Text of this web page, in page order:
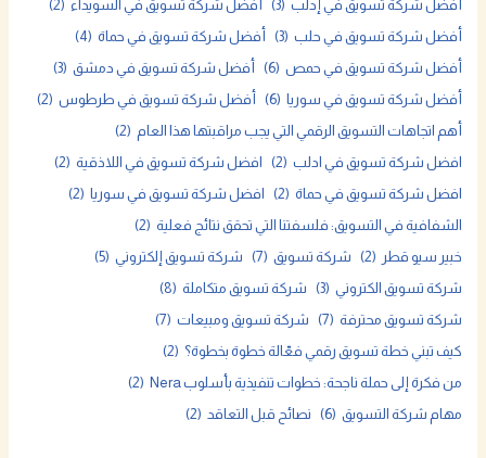
أفضل شركة تسويق في إدلب (3) أفضل شركة تسويق في السويداء (2)
أفضل شركة تسويق في حلب (3) أفضل شركة تسويق في حماة (4)
أفضل شركة تسويق في حمص (6) أفضل شركة تسويق في دمشق (3)
أفضل شركة تسويق في سوريا (6) أفضل شركة تسويق في طرطوس (2)
أهم اتجاهات التسويق الرقمي التي يجب مراقبتها هذا العام (2)
افضل شركة تسويق في ادلب (2) افضل شركة تسويق في اللاذقية (2)
افضل شركة تسويق في حماة (2) افضل شركة تسويق في سوريا (2)
الشفافية في التسويق: فلسفتنا التي تحقق نتائج فعلية (2)
خبير سيو قطر (2) شركة تسويق (7) شركة تسويق إلكتروني (5)
شركة تسويق الكتروني (3) شركة تسويق متكاملة (8)
شركة تسويق محترفة (7) شركة تسويق ومبيعات (7)
كيف تبني خطة تسويق رقمي فعّالة خطوة بخطوة؟ (2)
من فكرة إلى حملة ناجحة: خطوات تنفيذية بأسلوب Nera
(2)
مهام شركة التسويق (6) نصائح قبل التعاقد (2)